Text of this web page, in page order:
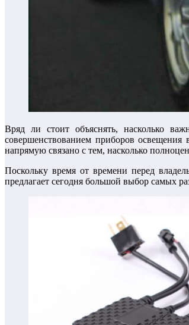
Вряд ли стоит объяснять, насколько
совершенствованием приборов
напрямую связано с тем, насколько
Поскольку время от времени перед
предлагает сегодня большой выбор самых